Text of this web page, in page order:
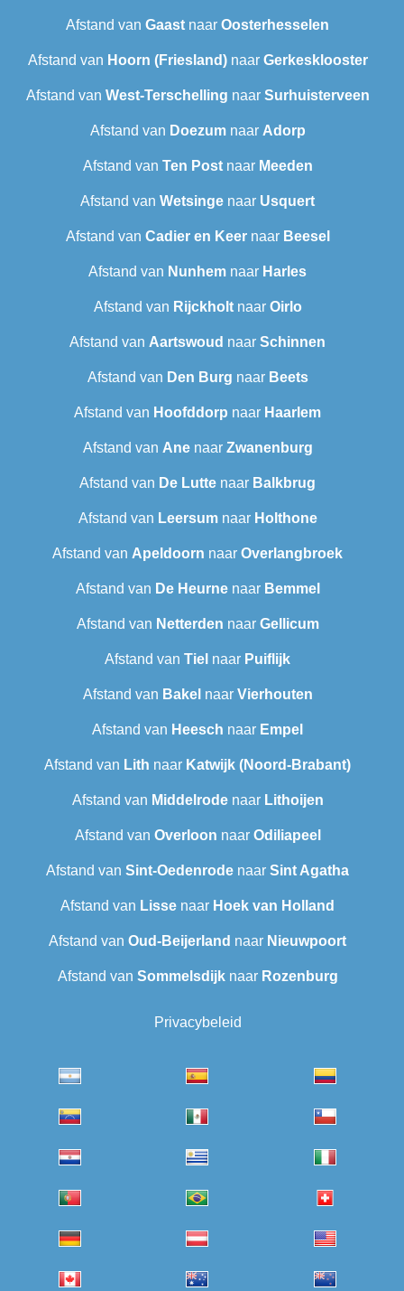
Afstand van Gaast naar Oosterhesselen
Afstand van Hoorn (Friesland)naar Gerkesklooster
Afstand van West-Terschelling naar Surhuisterveen
Afstand van Doezumnaar Adorp
Afstand van Ten Postnaar Meeden
Afstand van Wetsinge naar Usquert
Afstand van Cadier en Keernaar Beesel
Afstand van Nunhem naar Harles
Afstand van Rijckholtnaar Oirlo
Afstand van Aartswoud naar Schinnen
Afstand van Den Burg naar Beets
Afstand van Hoofddorp naar Haarlem
Afstand van Anenaar Zwanenburg
Afstand van De Lutte naar Balkbrug
Afstand van Leersumnaar Holthone
Afstand van Apeldoorn naar Overlangbroek
Afstand van De Heurnenaar Bemmel
Afstand van Netterden naar Gellicum
Afstand van Tiel naar Puiflijk
Afstand van Bakel naar Vierhouten
Afstand van Heesch naar Empel
Afstand van Lith naar Katwijk (Noord-Brabant)
Afstand van Middelrodenaar Lithoijen
Afstand van Overloon naar Odiliapeel
Afstand van Sint-Oedenrode naar Sint Agatha
Afstand van Lisse naar Hoek van Holland
Afstand van Oud-Beijerland naar Nieuwpoort
Afstand van Sommelsdijknaar Rozenburg
Privacybeleid